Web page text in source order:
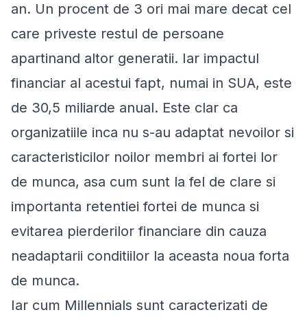
an. Un procent de 3 ori mai mare decat cel
care priveste restul de persoane
apartinand altor generatii. Iar impactul
financiar al acestui fapt, numai in SUA, este
de 30,5 miliarde anual. Este clar ca
organizatiile inca nu s-au adaptat nevoilor si
caracteristicilor noilor membri ai fortei lor
de munca, asa cum sunt la fel de clare si
importanta retentiei fortei de munca si
evitarea pierderilor financiare din cauza
neadaptarii conditiilor la aceasta noua forta
de munca.
Iar cum Millennials sunt caracterizati de